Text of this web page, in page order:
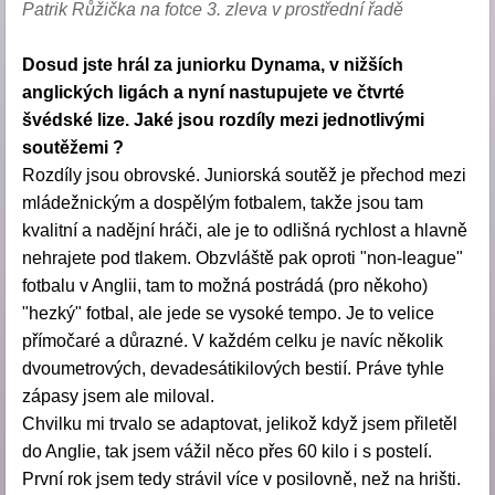
Patrik Růžička na fotce 3. zleva v prostřední řadě
Dosud jste hrál za juniorku Dynama, v nižších
anglických ligách a nyní nastupujete ve čtvrté
švédské lize. Jaké jsou rozdíly mezi jednotlivými
soutěžemi ?
Rozdíly jsou obrovské. Juniorská soutěž je přechod mezi
mládežnickým a dospělým fotbalem, takže jsou tam
kvalitní a nadějní hráči, ale je to odlišná rychlost a hlavně
nehrajete pod tlakem. Obzvláště pak oproti "non-league"
fotbalu v Anglii, tam to možná postrádá (pro někoho)
"hezký" fotbal, ale jede se vysoké tempo. Je to velice
přímočaré a důrazné. V každém celku je navíc několik
dvoumetrových, devadesátikilových bestií. Práve tyhle
zápasy jsem ale miloval.
Chvilku mi trvalo se adaptovat, jelikož když jsem přiletěl
do Anglie, tak jsem vážil něco přes 60 kilo i s postelí.
První rok jsem tedy strávil více v posilovně, než na hrišti.